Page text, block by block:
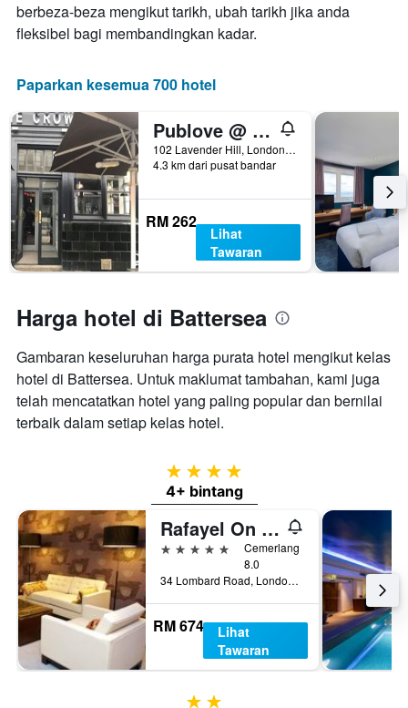
minggu
ini
yang
3
hari
lalu
penginapan
Carta
mempunyai
paksi
Y
yang
memaparkan
harga
purata
bilik
berbeza-beza mengikut tarikh, ubah tarikh jika anda
fleksibel bagi membandingkan kadar.
Paparkan kesemua 700 hotel
Publove @ The Crown, Battersea - Hostel
102 Lavender Hill, London, United Kingdom
4.3 km dari pusat bandar
RM 262
Lihat
Tawaran
Harga hotel di Battersea
Gambaran keseluruhan harga purata hotel mengikut kelas
hotel di Battersea. Untuk maklumat tambahan, kami juga
telah mencatatkan hotel yang paling popular dan bernilai
terbaik dalam setiap kelas hotel.
4 bintang
4+ bintang
Rafayel On The Left Bank
5 bintang
Cemerlang
8.0
34 Lombard Road, London, United Kingdom
RM 674
Lihat
Tawaran
2 bintang